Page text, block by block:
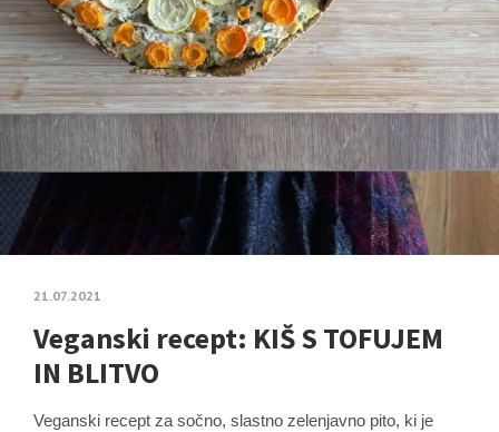
21.07.2021
Veganski recept: KIŠ S TOFUJEM
IN BLITVO
Veganski recept za sočno, slastno zelenjavno pito, ki je